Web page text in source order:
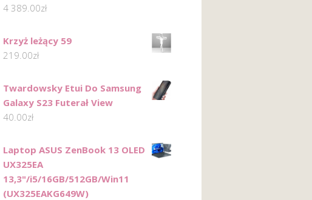
4 389.00zł
Krzyż leżący 59
219.00zł
Twardowsky Etui Do Samsung
Galaxy S23 Futerał View
40.00zł
Laptop ASUS ZenBook 13 OLED
UX325EA
13,3"/i5/16GB/512GB/Win11
(UX325EAKG649W)